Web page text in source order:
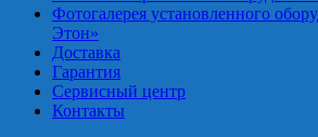
Фотогалерея установленного
Этон»
Доставка
Гарантия
Сервисный центр
Контакты